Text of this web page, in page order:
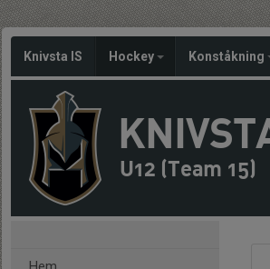
Knivsta IS Hockey Konståkning
U12 (Team 15)